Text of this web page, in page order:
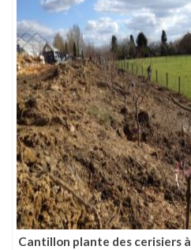
Cantillon plante des cerisiers à